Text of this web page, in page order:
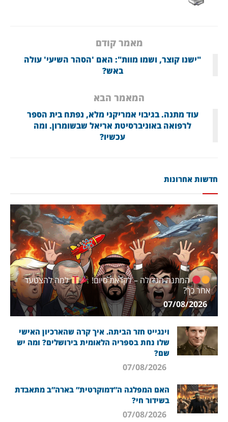
מאמר קודם
"ישנו קוצר, ושמו מוות": האם 'הסהר השיעי' עולה
באש?
המאמר הבא
עוד מתנה. בגיבוי אמריקני מלא, נפתח בית הספר
לרפואה באוניברסיטת אריאל שבשומרון. ומה
עכשיו?
חדשות אחרונות
המתנה הגדולה – לקראת סיום!
למה להצטער
אחר כך?
07/08/2026
וינגייט חזר הביתה. איך קרה שהארכיון האישי
שלו נחת בספריה הלאומית בירושלים? ומה יש
שם?
האם המפלגה ה”דמוקרטית” בארה”ב מתאבדת
בשידור חי?